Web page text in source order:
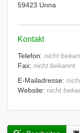
59423 Unna
Kontakt
Telefon: nicht
Fax: nicht bekannt
E-Mailadresse:
Website: nicht